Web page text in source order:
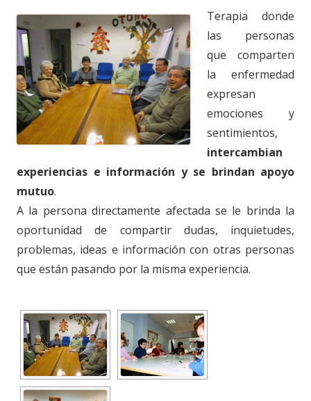
Terapia donde
las personas
que comparten
la enfermedad
expresan
emociones y
sentimientos,
intercambian
experiencias e información y se brindan apoyo
mutuo.
A la persona directamente afectada se le brinda la
oportunidad de compartir dudas, inquietudes,
problemas, ideas e información con otras personas
que están pasando por la misma experiencia.